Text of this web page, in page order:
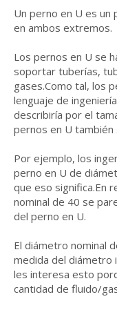
Un perno en U es un
en ambos extremos.
Los pernos en U se
soportar tuberías,
gases.Como tal, los
lenguaje de
describiría por el
pernos en U también
Por ejemplo, los
perno en U de
que eso significa.En
nominal de 40 se
del perno en U.
El diámetro nominal
medida del diámetro
les interesa esto
cantidad de fluido/